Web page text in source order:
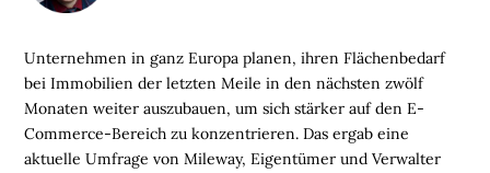
Unternehmen in ganz Europa planen, ihren Flächenbedarf
bei Immobilien der letzten Meile in den nächsten zwölf
Monaten weiter auszubauen, um sich stärker auf den E-
Commerce-Bereich zu konzentrieren. Das ergab eine
aktuelle Umfrage von Mileway, Eigentümer und Verwalter